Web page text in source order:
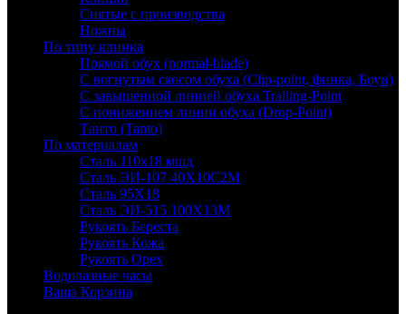
Снятые с производства
Ножны
По типу клинка
Прямой обух (normal-blade)
С вогнутым скосом обуха (Clip-point, финка, Боуи)
С завышенной линией обуха Trailing-Point
С понижением линии обуха (Drop-Point)
Танто (Tanto)
По материалам
Сталь 110х18 мшд
Сталь ЭИ-107 40Х10С2М
Сталь 95Х18
Сталь ЭИ-515 100Х13М
Рукоять Береста
Рукоять Кожа
Рукоять Орех
Водолазные часы
Ваша Корзина